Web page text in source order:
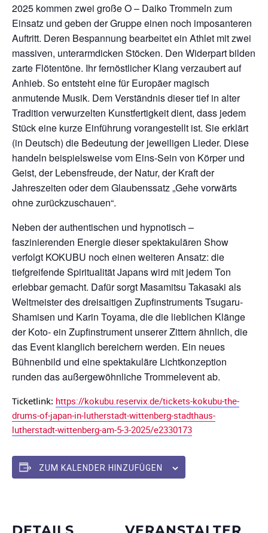
2025 kommen zwei große O – Daiko Trommeln zum
Einsatz und geben der Gruppe einen noch imposanteren
Auftritt. Deren Bespannung bearbeitet ein Athlet mit zwei
massiven, unterarmdicken Stöcken. Den Widerpart bilden
zarte Flötentöne. Ihr fernöstlicher Klang verzaubert auf
Anhieb. So entsteht eine für Europäer magisch
anmutende Musik. Dem Verständnis dieser tief in alter
Tradition verwurzelten Kunstfertigkeit dient, dass jedem
Stück eine kurze Einführung vorangestellt ist. Sie erklärt
(in Deutsch) die Bedeutung der jeweiligen Lieder. Diese
handeln beispielsweise vom Eins-Sein von Körper und
Geist, der Lebensfreude, der Natur, der Kraft der
Jahreszeiten oder dem Glaubenssatz „Gehe vorwärts
ohne zurückzuschauen“.
Neben der authentischen und hypnotisch –
faszinierenden Energie dieser spektakulären Show
verfolgt KOKUBU noch einen weiteren Ansatz: die
tiefgreifende Spiritualität Japans wird mit jedem Ton
erlebbar gemacht. Dafür sorgt Masamitsu Takasaki als
Weltmeister des dreisaitigen Zupfinstruments Tsugaru-
Shamisen und Karin Toyama, die die lieblichen Klänge
der Koto- ein Zupfinstrument unserer Zittern ähnlich, die
das Event klanglich bereichern werden. Ein neues
Bühnenbild und eine spektakuläre Lichtkonzeption
runden das außergewöhnliche Trommelevent ab.
Ticketlink: https://kokubu.reservix.de/tickets-kokubu-the-
drums-of-japan-in-lutherstadt-wittenberg-stadthaus-
lutherstadt-wittenberg-am-5-3-2025/e2330173
ZUM KALENDER HINZUFÜGEN